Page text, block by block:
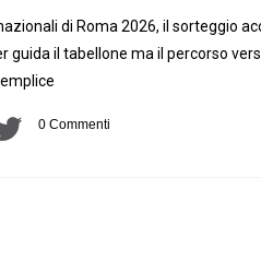
di Roma 2026, il sorteggio
guida il tabellone ma il percorso
0 Commenti